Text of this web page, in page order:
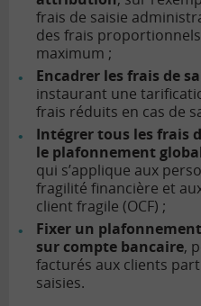
frais de saisie
des frais
maximum ;
Encadrer les frais de
instaurant une
frais réduits en cas de
Intégrer tous les frais
le plafonnement
qui s’applique aux
fragilité financière et
client fragile (OCF) ;
Fixer un
sur compte bancaire,
facturés aux clients
saisies.